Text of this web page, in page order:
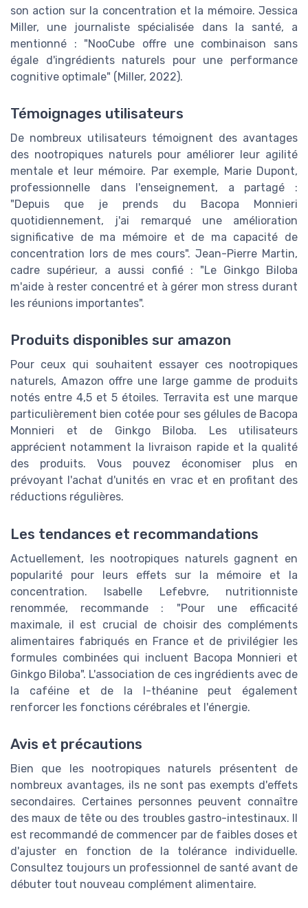
son action sur la concentration et la mémoire. Jessica
Miller, une journaliste spécialisée dans la santé, a
mentionné : "NooCube offre une combinaison sans
égale d'ingrédients naturels pour une performance
cognitive optimale" (Miller, 2022).
Témoignages utilisateurs
De nombreux utilisateurs témoignent des avantages
des nootropiques naturels pour améliorer leur agilité
mentale et leur mémoire. Par exemple, Marie Dupont,
professionnelle dans l'enseignement, a partagé :
"Depuis que je prends du Bacopa Monnieri
quotidiennement, j'ai remarqué une amélioration
significative de ma mémoire et de ma capacité de
concentration lors de mes cours". Jean-Pierre Martin,
cadre supérieur, a aussi confié : "Le Ginkgo Biloba
m'aide à rester concentré et à gérer mon stress durant
les réunions importantes".
Produits disponibles sur amazon
Pour ceux qui souhaitent essayer ces nootropiques
naturels, Amazon offre une large gamme de produits
notés entre 4,5 et 5 étoiles. Terravita est une marque
particulièrement bien cotée pour ses gélules de Bacopa
Monnieri et de Ginkgo Biloba. Les utilisateurs
apprécient notamment la livraison rapide et la qualité
des produits. Vous pouvez économiser plus en
prévoyant l'achat d'unités en vrac et en profitant des
réductions régulières.
Les tendances et recommandations
Actuellement, les nootropiques naturels gagnent en
popularité pour leurs effets sur la mémoire et la
concentration. Isabelle Lefebvre, nutritionniste
renommée, recommande : "Pour une efficacité
maximale, il est crucial de choisir des compléments
alimentaires fabriqués en France et de privilégier les
formules combinées qui incluent Bacopa Monnieri et
Ginkgo Biloba". L'association de ces ingrédients avec de
la caféine et de la l-théanine peut également
renforcer les fonctions cérébrales et l'énergie.
Avis et précautions
Bien que les nootropiques naturels présentent de
nombreux avantages, ils ne sont pas exempts d'effets
secondaires. Certaines personnes peuvent connaître
des maux de tête ou des troubles gastro-intestinaux. Il
est recommandé de commencer par de faibles doses et
d'ajuster en fonction de la tolérance individuelle.
Consultez toujours un professionnel de santé avant de
débuter tout nouveau complément alimentaire.